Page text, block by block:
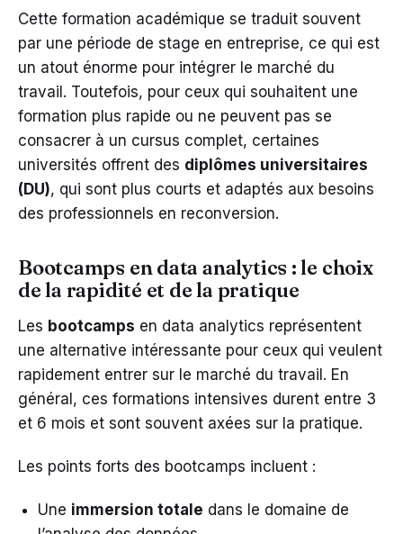
Cette formation académique se traduit souvent
par une période de stage en entreprise, ce qui est
un atout énorme pour intégrer le marché du
travail. Toutefois, pour ceux qui souhaitent une
formation plus rapide ou ne peuvent pas se
consacrer à un cursus complet, certaines
universités offrent des diplômes universitaires
(DU), qui sont plus courts et adaptés aux besoins
des professionnels en reconversion.
Bootcamps en data analytics : le choix
de la rapidité et de la pratique
Les bootcamps en data analytics représentent
une alternative intéressante pour ceux qui veulent
rapidement entrer sur le marché du travail. En
général, ces formations intensives durent entre 3
et 6 mois et sont souvent axées sur la pratique.
Les points forts des bootcamps incluent :
Une immersion totale dans le domaine de